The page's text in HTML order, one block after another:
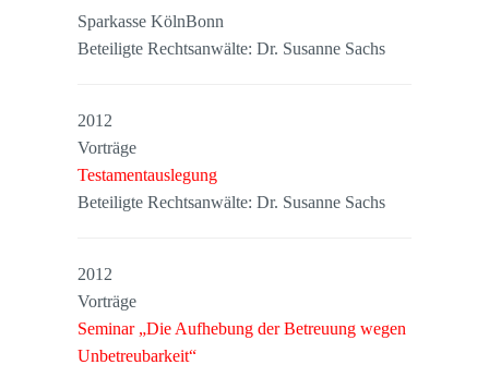
Sparkasse KölnBonn
Beteiligte Rechtsanwälte: Dr. Susanne Sachs
2012
Vorträge
Testamentauslegung
Beteiligte Rechtsanwälte: Dr. Susanne Sachs
2012
Vorträge
Seminar „Die Aufhebung der Betreuung wegen
Unbetreubarkeit“